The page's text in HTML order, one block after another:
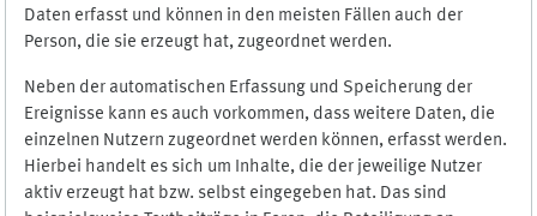
Daten erfasst und können in den meisten Fällen auch der
Person, die sie erzeugt hat, zugeordnet werden.
Neben der automatischen Erfassung und Speicherung der
Ereignisse kann es auch vorkommen, dass weitere Daten, die
einzelnen Nutzern zugeordnet werden können, erfasst werden.
Hierbei handelt es sich um Inhalte, die der jeweilige Nutzer
aktiv erzeugt hat bzw. selbst eingegeben hat. Das sind